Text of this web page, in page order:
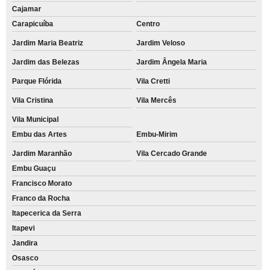
Cajamar
Carapicuíba
Centro
Jardim Maria Beatriz Jardim Veloso
Jardim das Belezas Jardim Ângela Maria
Parque Flórida Vila Cretti
Vila Cristina Vila Mercês
Vila Municipal
Embu das Artes
Embu-Mirim
Jardim Maranhão
Vila Cercado Grande
Embu Guaçu
Francisco Morato
Franco da Rocha
Itapecerica da Serra
Itapevi
Jandira
Osasco